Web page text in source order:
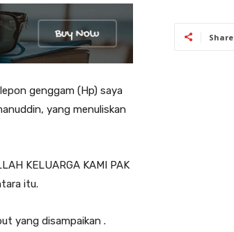
genggam (Hp) saya
yang menuliskan
KELUARGA KAMI PAK
itu.
yang disampaikan .
Share